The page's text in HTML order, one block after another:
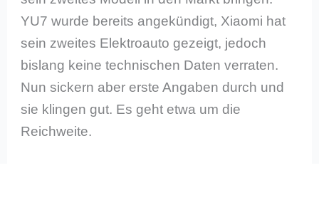
YU7 wurde bereits angekündigt, Xiaomi hat
sein zweites Elektroauto gezeigt, jedoch
bislang keine technischen Daten verraten.
Nun sickern aber erste Angaben durch und
sie klingen gut. Es geht etwa um die
Reichweite.